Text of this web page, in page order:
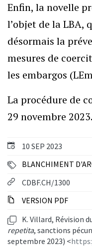
10 SEP 2023
BLANCHIMENT
CDBF.CH/1300
VERSION PDF
K. Villard, Révision
repetita, sanctions
septembre 2023) <
Enfin, la novelle
l’objet de la
désormais la
mesures de
les embargos
La procédure de
29 novembre 2023.